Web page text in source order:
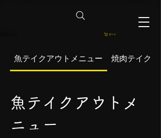
カート
魚テイクアウトメニュー 焼肉テイクア
魚テイクアウトメ
ニュー